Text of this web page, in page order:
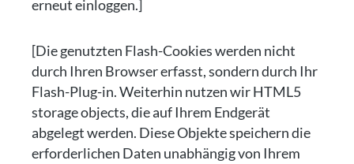
erneut einloggen.]
[Die genutzten Flash-Cookies werden nicht
durch Ihren Browser erfasst, sondern durch Ihr
Flash-Plug-in. Weiterhin nutzen wir HTML5
storage objects, die auf Ihrem Endgerät
abgelegt werden. Diese Objekte speichern die
erforderlichen Daten unabhängig von Ihrem